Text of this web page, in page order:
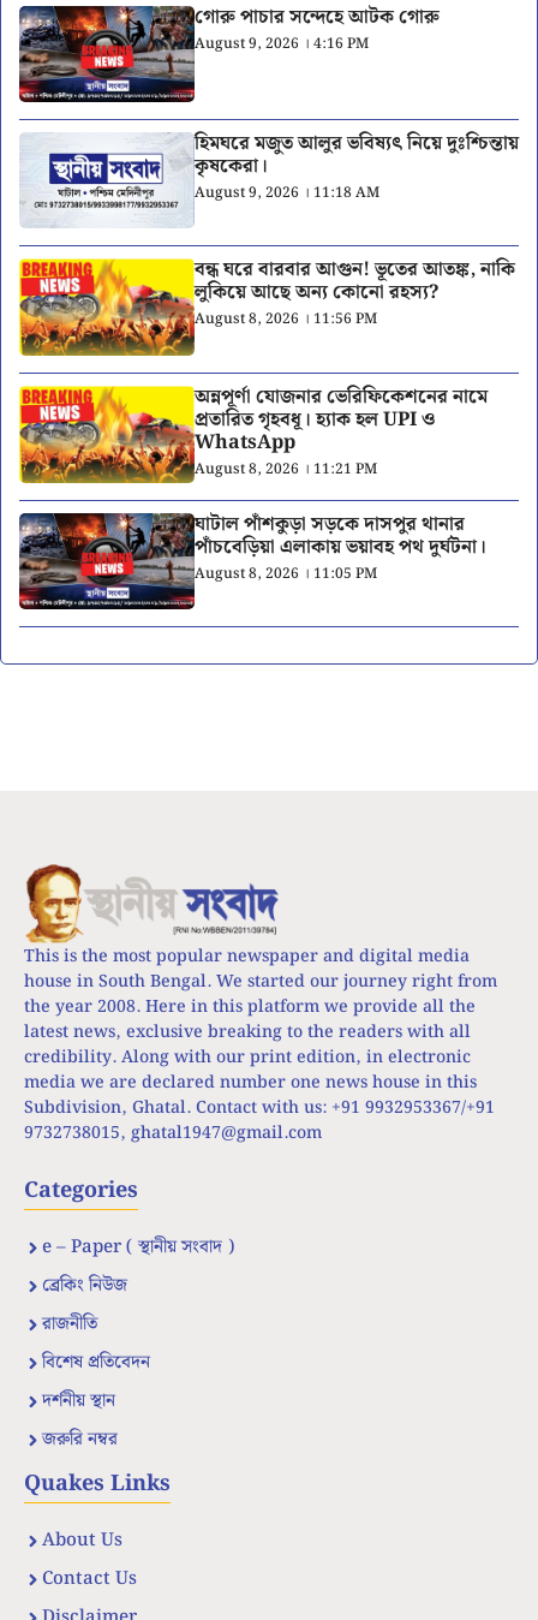
গোরু পাচার সন্দেহে আটক গোরু
August 9, 2026 । 4:16 PM
হিমঘরে মজুত আলুর ভবিষ্যৎ নিয়ে দুঃশ্চিন্তায়
কৃষকেরা।
August 9, 2026 । 11:18 AM
বন্ধ ঘরে বারবার আগুন! ভূতের আতঙ্ক, নাকি
লুকিয়ে আছে অন্য কোনো রহস্য?
August 8, 2026 । 11:56 PM
অন্নপূর্ণা যোজনার ভেরিফিকেশনের নামে
প্রতারিত গৃহবধূ। হ্যাক হল UPI ও
WhatsApp
August 8, 2026 । 11:21 PM
ঘাটাল পাঁশকুড়া সড়কে দাসপুর থানার
পাঁচবেড়িয়া এলাকায় ভয়াবহ পথ দুর্ঘটনা।
August 8, 2026 । 11:05 PM
This is the most popular newspaper and digital media
house in South Bengal. We started our journey right from
the year 2008. Here in this platform we provide all the
latest news, exclusive breaking to the readers with all
credibility. Along with our print edition, in electronic
media we are declared number one news house in this
Subdivision, Ghatal. Contact with us: +91 9932953367/+91
9732738015, ghatal1947@gmail.com
Categories
e – Paper ( স্থানীয় সংবাদ )
ব্রেকিং নিউজ
রাজনীতি
বিশেষ প্রতিবেদন
দর্শনীয় স্থান
জরুরি নম্বর
Quakes Links
About Us
Contact Us